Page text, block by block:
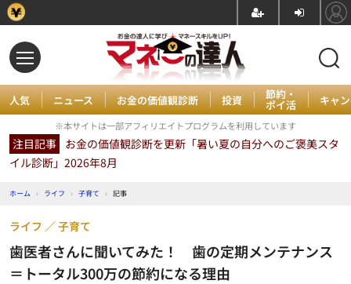
人気 ニュース お金の価値観診断 投資 節約・
ポイ活 キャ
※本サイトは一部アフィリエイトプログラムを利用しています
注目記事 お金の価値観診断を更新「暑い夏の自分へのご褒美スタ
イル診断」2026年8月
ホーム › ライフ › 子育て › 記事
歯医者さんに聞いてみた！ 歯の定期メンテナンス
＝トータル300万の節約になる理由
ライフ 子育て